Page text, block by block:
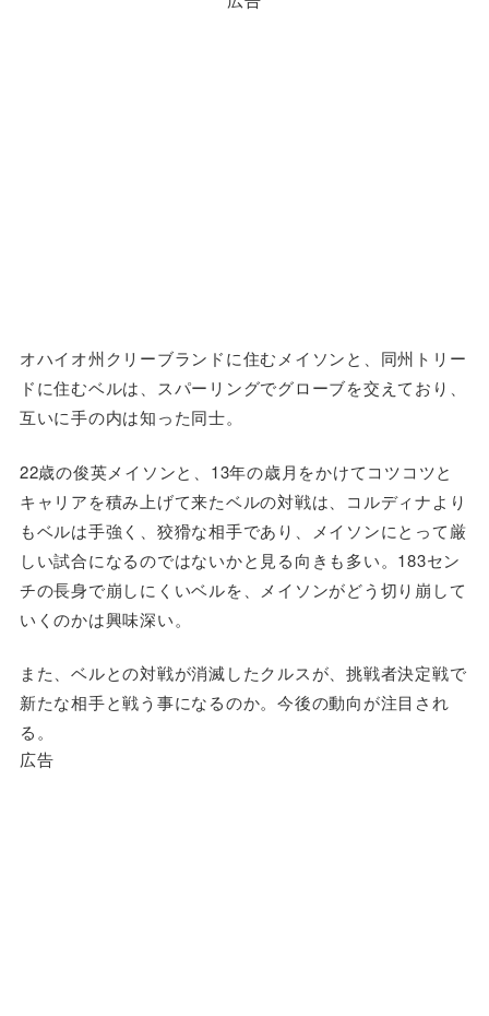
オハイオ州クリーブランドに住むメイソンと、同州トリー
ドに住むベルは、スパーリングでグローブを交えており、
互いに手の内は知った同士。
22歳の俊英メイソンと、13年の歳月をかけてコツコツと
キャリアを積み上げて来たベルの対戦は、コルディナより
もベルは手強く、狡猾な相手であり、メイソンにとって厳
しい試合になるのではないかと見る向きも多い。183セン
チの長身で崩しにくいベルを、メイソンがどう切り崩して
いくのかは興味深い。
また、ベルとの対戦が消滅したクルスが、挑戦者決定戦で
新たな相手と戦う事になるのか。今後の動向が注目され
る。
広告